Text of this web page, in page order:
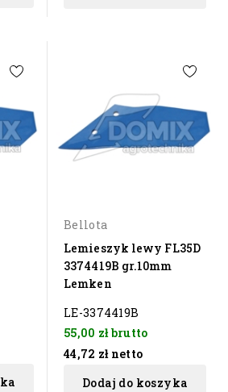
Bellota
Lemieszyk lewy FL35D
3374419B gr.10mm
Lemken
LE-3374419B
55,00 złbrutto
44,72 zł netto
Dodaj do koszyka